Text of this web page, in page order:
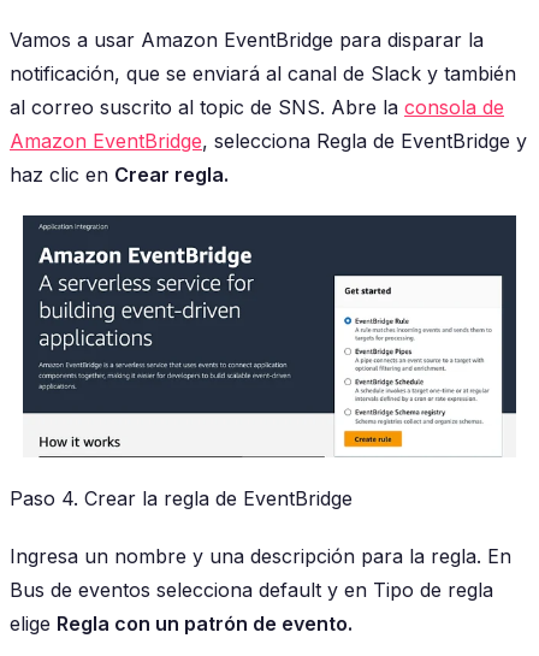
Vamos a usar Amazon EventBridge para disparar la
notificación, que se enviará al canal de Slack y también
al correo suscrito al topic de SNS. Abre la consola de
Amazon EventBridge, selecciona Regla de EventBridge y
haz clic en Crear regla.
Paso 4. Crear la regla de EventBridge
Ingresa un nombre y una descripción para la regla. En
Bus de eventos selecciona default y en Tipo de regla
elige Regla con un patrón de evento.